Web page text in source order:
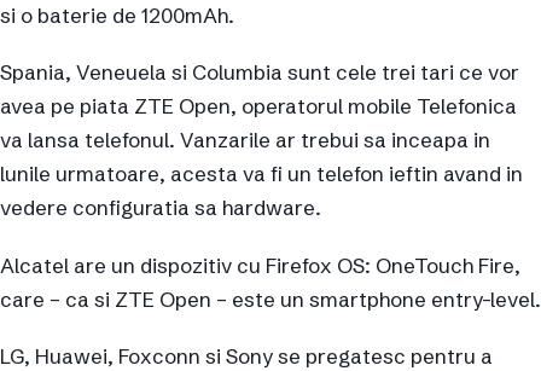
si o baterie de 1200mAh.
Spania, Veneuela si Columbia sunt cele trei tari ce vor
avea pe piata ZTE Open, operatorul mobile Telefonica
va lansa telefonul. Vanzarile ar trebui sa inceapa in
lunile urmatoare, acesta va fi un telefon ieftin avand in
vedere configuratia sa hardware.
Alcatel are un dispozitiv cu Firefox OS: OneTouch Fire,
care – ca si ZTE Open – este un smartphone entry-level.
LG, Huawei, Foxconn si Sony se pregatesc pentru a